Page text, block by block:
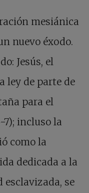
mesiánica
nuevo éxodo.
Jesús, el
ley de parte de
para el
7); incluso la
como la
dedicada a la
se